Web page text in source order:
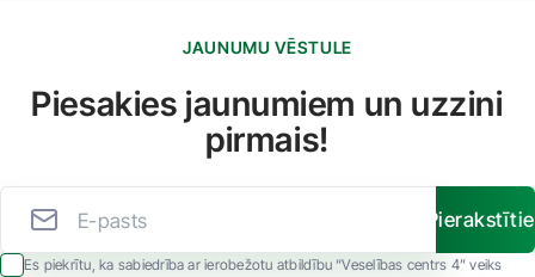
JAUNUMU VĒSTULE
Piesakies jaunumiem un uzzini
pirmais!
Es piekrītu, ka sabiedrība ar ierobežotu atbildību “Veselības centrs 4” veiks